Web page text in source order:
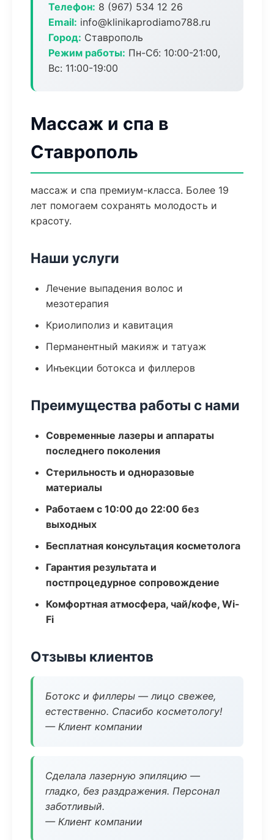
Телефон: 8 (967) 534 12 26
Email: info@klinikaprodiamo788.ru
Город: Ставрополь
Режим работы: Пн-Сб: 10:00-21:00,
Вс: 11:00-19:00
Массаж и спа в
Ставрополь
массаж и спа премиум-класса. Более 19
лет помогаем сохранять молодость и
красоту.
Наши услуги
Лечение выпадения волос и
мезотерапия
Криолиполиз и кавитация
Перманентный макияж и татуаж
Инъекции ботокса и филлеров
Преимущества работы с нами
Современные лазеры и аппараты
последнего поколения
Стерильность и одноразовые
материалы
Работаем с 10:00 до 22:00 без
выходных
Бесплатная консультация косметолога
Гарантия результата и
постпроцедурное сопровождение
Комфортная атмосфера, чай/кофе, Wi-
Fi
Отзывы клиентов
Ботокс и филлеры — лицо свежее,
естественно. Спасибо косметологу!
— Клиент компании
Сделала лазерную эпиляцию —
гладко, без раздражения. Персонал
заботливый.
— Клиент компании